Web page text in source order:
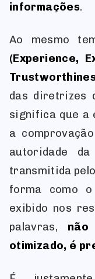
informações.
Ao mesmo
(Experience,
das diretrizes
significa que a
a
autoridade
transmitida
forma como
exibido nos
palavras, não
otimizado, é